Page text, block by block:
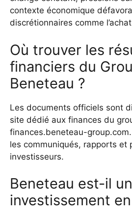
contexte économique
discrétionnaires comme
Où trouver les
financiers du
Beneteau ?
Les documents officiels sont
site dédié aux finances du
finances.beneteau-
les communiqués, rapports et
investisseurs.
Beneteau est-il
investissement